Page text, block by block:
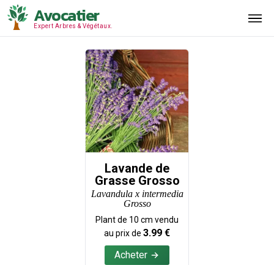
Avocatier
Expert Arbres & Végétaux.
Lavande de
Grasse Grosso
Lavandula x intermedia
Grosso
Plant de 10 cm vendu
au prix de 3.99 €
Acheter